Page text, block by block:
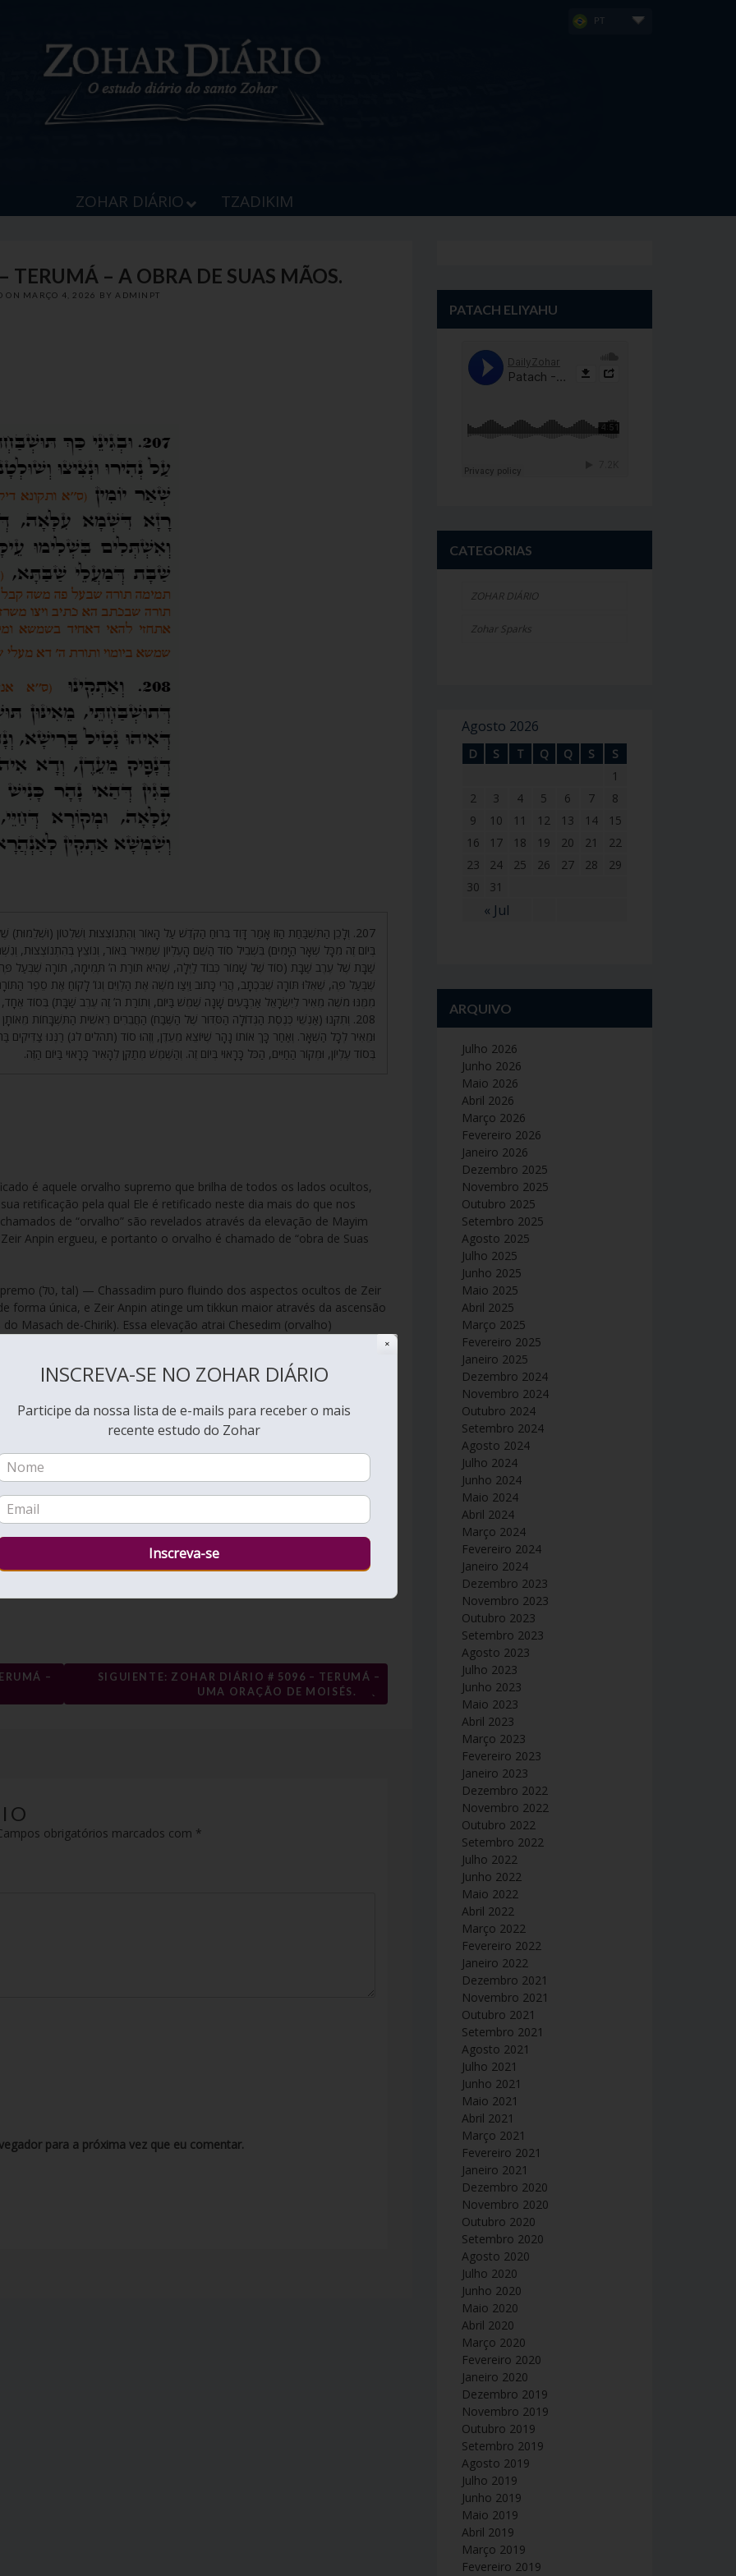
PT
ZOHAR DIÁRIO TZADIKIM
TERUMÁ – A OBRA DE SUAS MÃOS.
ON MARÇO 4, 2026 BY ADMINPT
207. וְלָכֵן הַתִּשְׁבַּחַת הַזּוֹ אָמַר דָּוִד בְּרוּחַ הַקֹּדֶשׁ עַל הָאוֹר וְהִתְנוֹצְצוּת וְשִׁלְטוֹן
בְּיוֹם זֶה מִכָּל שְׁאָר הַיָּמִים) בִּשְׁבִיל סוֹד הַשֵּׁם הָעֶלְיוֹן שֶׁמֵּאִיר בְּאוֹר, וְנוֹצֵץ בְּהִתְנוֹצְצוּת,
שַׁבָּת שֶׁל עֶרֶב שַׁבָּת (סוֹד שֶׁל שָׁמוֹר כְּבוֹד לַיְלָה, שֶׁהִיא תּוֹרַת ה’ תְּמִימָה, תּוֹרָה שֶׁבְּעַל
שֶׁבְּעַל פֶּה, שֶׁאִלּוּ תּוֹרָה שֶׁבִּכְתָב, הֲרֵי כָּתוּב וַיְצַו מֹשֶׁה אֶת הַלְוִיִּם וְגוֹ’ לָקוֹחַ אֶת סֵפֶר
מִמֶּנּוּ מֹשֶׁה מֵאִיר לְיִשְׂרָאֵל אַרְבָּעִים שָׁנָה שֶׁמֶשׁ בַּיּוֹם, וְתוֹרַת ה’ זֶה עֶרֶב שַׁבָּת) בְּסוֹד
208. וְתִקְּנוּ (אַנְשֵׁי כְּנֶסֶת הַגְּדוֹלָה הַסִּדּוּר שֶׁל הַשֶּׁבַח) הַחֲבֵרִים רֵאשִׁית הַתִּשְׁבָּחוֹת
וּמֵאִיר לְכָל הַשְּׁאָר. וְאַחַר כָּךְ אוֹתוֹ נָהָר שֶׁיּוֹצֵא מֵעֵדֶן, וְזֶהוּ סוֹד (תהלים לג) רַנְּנוּ
בְּסוֹד עֶלְיוֹן, וּמְקוֹר הַחַיִּים, הַכֹּל כָּרָאוּי בְּיוֹם זֶה. וְהַשֶּׁמֶשׁ מְתַקֵּן לְהָאִיר כָּרָאוּי בַּיּוֹם הַזֶּה.
retificação pela qual Ele é retificado neste dia mais do que nos
de “orvalho” são revelados através da elevação de Mayim
forma única, e Zeir Anpin atinge um tikkun maior através da ascensão
Masach de-Chirik). Essa elevação atrai Chesedim (orvalho)
o Shabat como o tempo de iluminação e completude intensificadas
todos os lados. O firmamento — isto é, aquele firmamento que é
ao poço, que é Malchut. E este é aquele rio que flui do Éden, e é
supremo que brilha e cintila com brilho de todos os lados. E este
para irrigar a rega da alegria para a noite de Shabat, que é
e encher completamente Malchut (o poço) de alegria,
revelação e a dádiva divina por meio do papel mediador de
–
SIGUIENTE: ZOHAR DIÁRIO # 5096 – TERUMÁ –
UMA ORAÇÃO DE MOISÉS.
→
obrigatórios marcados com *
para a próxima vez que eu comentar.
PATACH ELIYAHU
CATEGORIAS
ZOHAR DIÁRIO
Zohar Sparks
Agosto 2026
D S T Q Q S S
« Jul
1
2
3 4 5 6 7
8
9
10 11 12 13 14
15
16
17 18 19 20 21
22
23
24 25 26 27 28
29
30
31
ARQUIVO
Julho 2026
Junho 2026
Maio 2026
Abril 2026
Março 2026
Fevereiro 2026
Janeiro 2026
Dezembro 2025
Novembro 2025
Outubro 2025
Setembro 2025
Agosto 2025
Julho 2025
Junho 2025
Maio 2025
Abril 2025
Março 2025
Fevereiro 2025
Janeiro 2025
Dezembro 2024
Novembro 2024
Outubro 2024
Setembro 2024
Agosto 2024
Julho 2024
Junho 2024
Maio 2024
Abril 2024
Março 2024
Fevereiro 2024
Janeiro 2024
Dezembro 2023
Novembro 2023
Outubro 2023
Setembro 2023
Agosto 2023
Julho 2023
Junho 2023
Maio 2023
Abril 2023
Março 2023
Fevereiro 2023
Janeiro 2023
Dezembro 2022
Novembro 2022
Outubro 2022
Setembro 2022
Julho 2022
Junho 2022
Maio 2022
Abril 2022
Março 2022
Fevereiro 2022
Janeiro 2022
Dezembro 2021
Novembro 2021
Outubro 2021
Setembro 2021
Agosto 2021
Julho 2021
Junho 2021
Maio 2021
Abril 2021
Março 2021
Fevereiro 2021
Janeiro 2021
Dezembro 2020
Novembro 2020
Outubro 2020
Setembro 2020
Agosto 2020
Julho 2020
Junho 2020
Maio 2020
Abril 2020
Março 2020
Fevereiro 2020
Janeiro 2020
Dezembro 2019
Novembro 2019
Outubro 2019
Setembro 2019
Agosto 2019
Julho 2019
Junho 2019
Maio 2019
Abril 2019
Março 2019
Fevereiro 2019
✕
INSCREVA-SE NO ZOHAR DIÁRIO
Participe da nossa lista de e-mails para receber o mais
recente estudo do Zohar